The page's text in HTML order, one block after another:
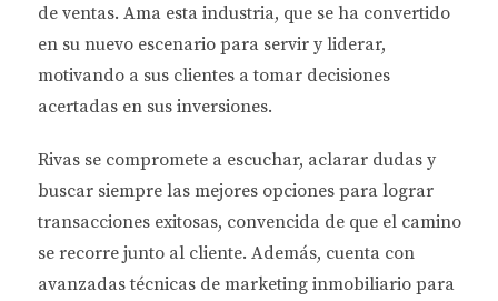
emociones más comunes que surgen incluyen:
Emoción:visitar diversas propiedades y
visualizarlas como el hogar soñado genera un
sentido de aventura.
errónea puede invadir a los compradores
primerizos. Las preguntas sobre si se está
eligiendo la propiedad correcta son comunes.
Estrés:
la carga financiera y los plazos pueden
ser abrumadores. Las negociaciones y la
espera de aprobaciones hipotecarias añaden
de ventas. Ama esta industria, que se ha convertido
en su nuevo escenario para servir y liderar,
motivando a sus clientes a tomar decisiones
acertadas en sus inversiones.
Rivas se compromete a escuchar, aclarar dudas y
buscar siempre las mejores opciones para lograr
transacciones exitosas, convencida de que el camino
se recorre junto al cliente. Además, cuenta con
avanzadas técnicas de marketing inmobiliario para